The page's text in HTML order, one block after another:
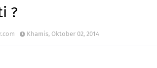
?
Khamis, Oktober 02, 2014